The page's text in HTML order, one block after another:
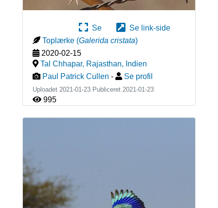
Se
Se link-side
Toplærke (Galerida cristata)
2020-02-15
Tal Chhapar, Rajasthan, Indien
Paul Patrick Cullen - Se profil
Uploadet 2021-01-23 Publiceret 2021-01-23
995